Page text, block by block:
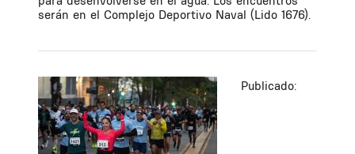
serán en el Complejo Deportivo Naval (Lido 1676).
Publicado: